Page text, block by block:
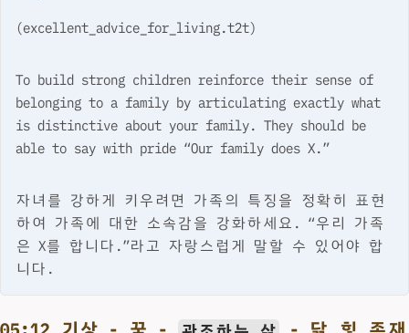
(excellent_advice_for_living.t2t)
To build strong children reinforce their sense of
belonging to a family by articulating exactly what
is distinctive about your family. They should be
able to say with pride “Our family does X.”
자녀를 강하게 키우려면 가족의 특징을 정확히 표현
하여 가족에 대한 소속감을 강화하세요. “우리 가족
은 X를 합니다.”라고 자랑스럽게 말할 수 있어야 합
니다.